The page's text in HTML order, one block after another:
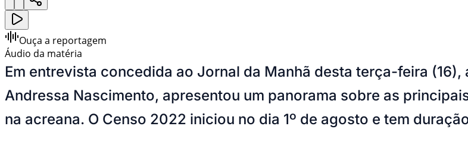
Ouça a reportagem
Áudio da matéria
Em entrevista concedida ao Jornal da Manhã desta terça-feira
Andressa Nascimento, apresentou um panorama sobre as
na acreana. O Censo 2022 iniciou no dia 1º de agosto e tem